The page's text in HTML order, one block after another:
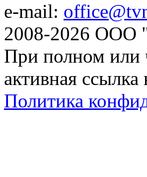
e-mail:
2008-2026 ООО
При полном или
активная ссылка
Политика